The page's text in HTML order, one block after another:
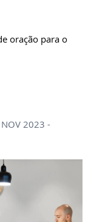
oração para o
2023 -